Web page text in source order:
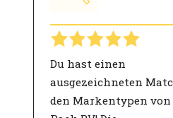
Du hast einen
ausgezeichneten
den Markentypen von